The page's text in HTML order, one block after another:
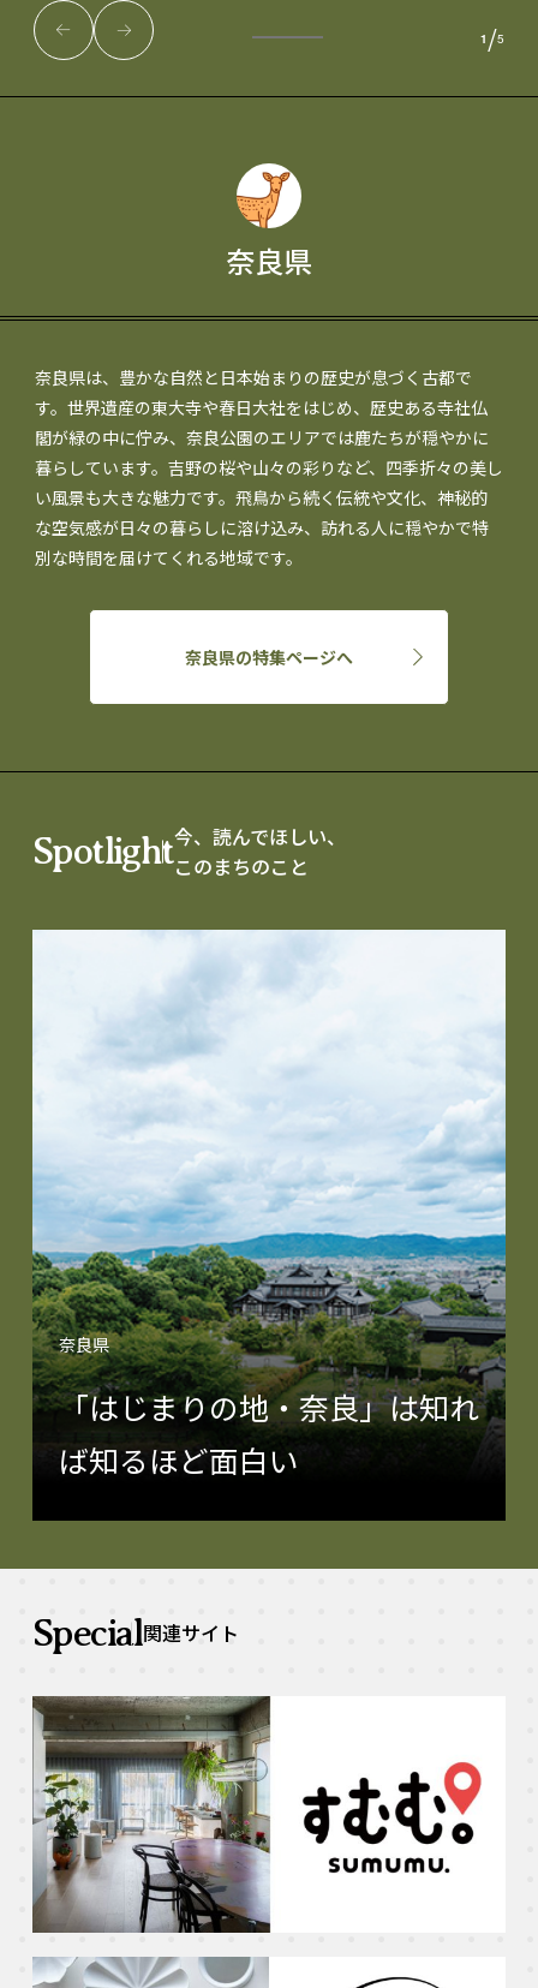
奈良県
奈良県は、豊かな自然と日本始まりの歴史が息づく古都で
す。世界遺産の東大寺や春日大社をはじめ、歴史ある寺社仏
閣が緑の中に佇み、奈良公園のエリアでは鹿たちが穏やかに
暮らしています。吉野の桜や山々の彩りなど、四季折々の美し
い風景も大きな魅力です。飛鳥から続く伝統や文化、神秘的
な空気感が日々の暮らしに溶け込み、訪れる人に穏やかで特
別な時間を届けてくれる地域です。
奈良県の特集ページへ
1 /5
Spotlight今、読んでほしい、
このまちのこと
奈良県
「はじまりの地・奈良」は知れ
ば知るほど面白い
Special関連サイト